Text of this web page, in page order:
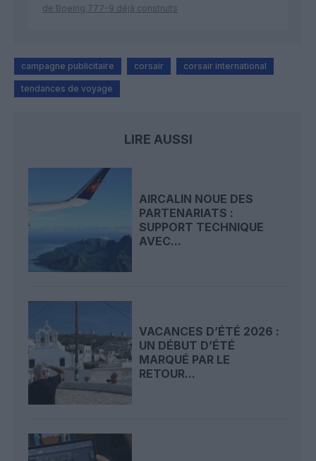
de Boeing 777-9 déjà construits
campagne publicitaire corsair corsair international
tendances de voyage
LIRE AUSSI
AIRCALIN NOUE DES
PARTENARIATS :
SUPPORT TECHNIQUE
AVEC...
VACANCES D’ÉTÉ 2026 :
UN DÉBUT D’ÉTÉ
MARQUÉ PAR LE
RETOUR...